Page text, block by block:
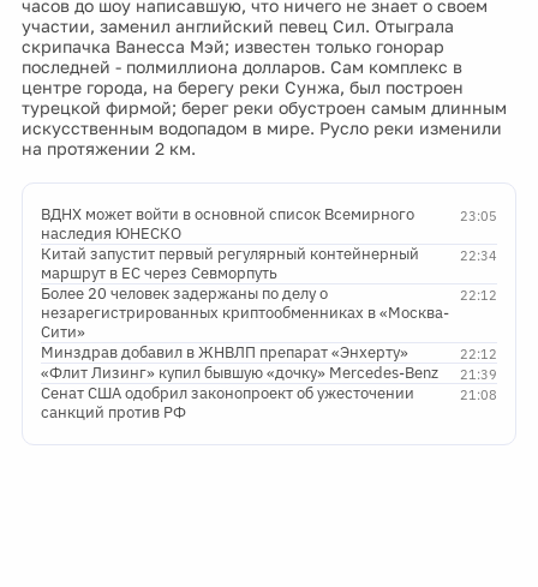
часов до шоу написавшую, что ничего не знает о своем
участии, заменил английский певец Сил. Отыграла
скрипачка Ванесса Мэй; известен только гонорар
последней - полмиллиона долларов. Сам комплекс в
центре города, на берегу реки Сунжа, был построен
турецкой фирмой; берег реки обустроен самым длинным
искусственным водопадом в мире. Русло реки изменили
на протяжении 2 км.
23:05
ВДНХ может войти в основной список Всемирного
наследия ЮНЕСКО
22:34
Китай запустит первый регулярный контейнерный
маршрут в ЕС через Севморпуть
22:12
Более 20 человек задержаны по делу о
незарегистрированных криптообменниках в «Москва-
Сити»
22:12
Минздрав добавил в ЖНВЛП препарат «Энхерту»
21:39
«Флит Лизинг» купил бывшую «дочку» Mercedes-Benz
21:08
Сенат США одобрил законопроект об ужесточении
санкций против РФ